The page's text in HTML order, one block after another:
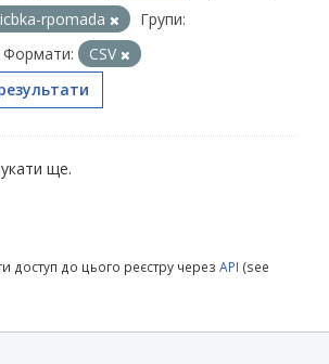
rpomada
Групи:
Формати:
CSV
ще.
доступ до цього реєстру через API (see